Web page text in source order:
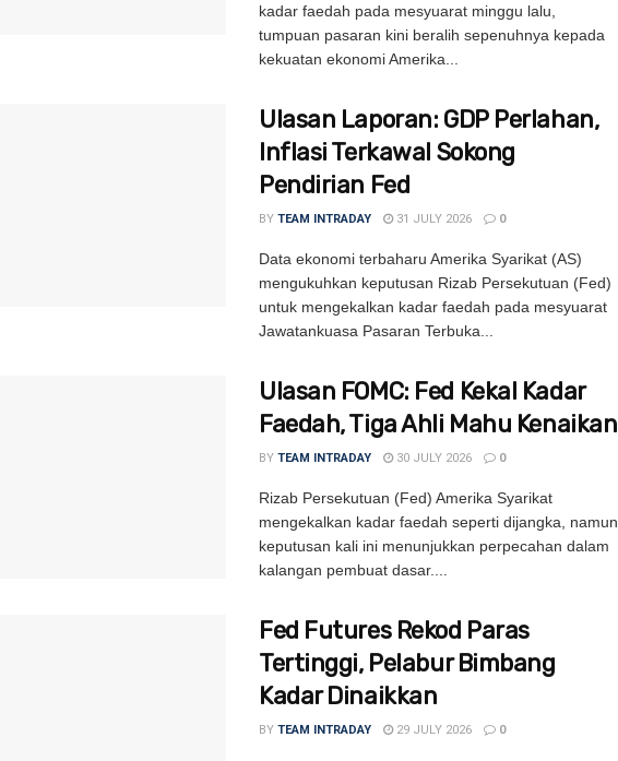
kadar faedah pada mesyuarat minggu lalu,
tumpuan pasaran kini beralih sepenuhnya kepada
kekuatan ekonomi Amerika...
Ulasan Laporan: GDP Perlahan,
Inflasi Terkawal Sokong
Pendirian Fed
BY TEAM INTRADAY 31 JULY 2026 0
Data ekonomi terbaharu Amerika Syarikat (AS)
mengukuhkan keputusan Rizab Persekutuan (Fed)
untuk mengekalkan kadar faedah pada mesyuarat
Jawatankuasa Pasaran Terbuka...
Ulasan FOMC: Fed Kekal Kadar
Faedah, Tiga Ahli Mahu Kenaikan
BY TEAM INTRADAY 30 JULY 2026 0
Rizab Persekutuan (Fed) Amerika Syarikat
mengekalkan kadar faedah seperti dijangka, namun
keputusan kali ini menunjukkan perpecahan dalam
kalangan pembuat dasar....
Fed Futures Rekod Paras
Tertinggi, Pelabur Bimbang
Kadar Dinaikkan
BY TEAM INTRADAY 29 JULY 2026 0